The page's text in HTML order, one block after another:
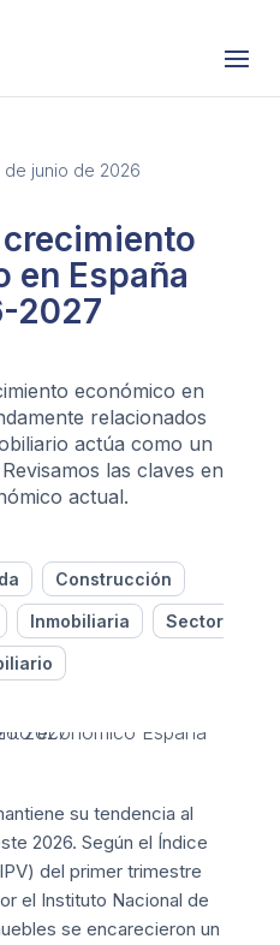
de junio de 2026
en España
2027
económico en
relacionados
actúa como un
las claves en
actual.
Construcción
Inmobiliaria Sector
su tendencia al
2026. Según el Índice
del primer trimestre
el Instituto Nacional de
se encarecieron un